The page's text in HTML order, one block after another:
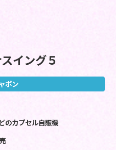
イング５
ポン
のカプセル自販機